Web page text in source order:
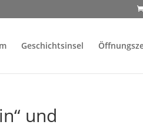
Geschichtsinsel
und